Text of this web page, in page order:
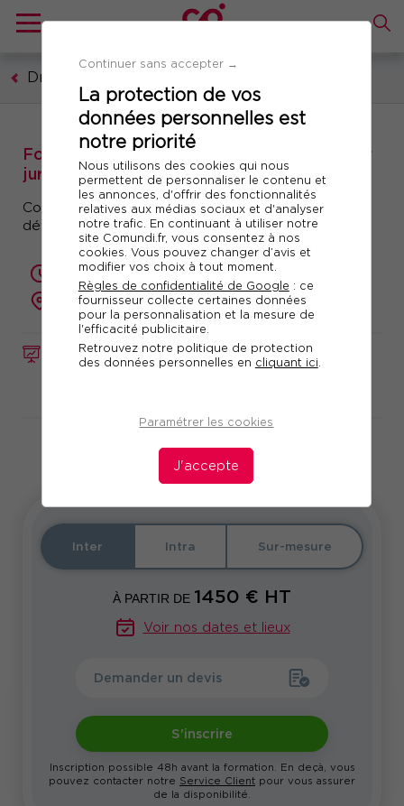
Continuer sans accepter →
La protection de vos
données personnelles est
notre priorité
Nous utilisons des cookies qui nous
permettent de personnaliser le contenu et
les annonces, d'offrir des fonctionnalités
relatives aux médias sociaux et d'analyser
notre trafic. En continuant à utiliser notre
site Comundi.fr, vous consentez à nos
cookies. Vous pouvez changer d’avis et
modifier vos choix à tout moment.
Règles de confidentialité de Google : ce
fournisseur collecte certaines données
pour la personnalisation et la mesure de
l'efficacité publicitaire.
Retrouvez notre politique de protection
des données personnelles en cliquant ici
Paramétrer les cookies
J'accepte
Droit
FORMATION Réf. 11090
Formation : Techniques de négociation pour
juristes
Convaincre - conclure des accords pérennes -
défendre les intérêts de l'entreprise
2 jours (14 heures)
présentiel ou à distance
En partenariat avec
Inter Intra Sur-mesure
À PARTIR DE 1450 € HT
Voir nos dates et lieux
Demander un devis
S'inscrire
Inscription possible 48h avant la formation. En deçà, vous
pouvez contacter notre Service Client pour vous assurer
de la disponibilité.